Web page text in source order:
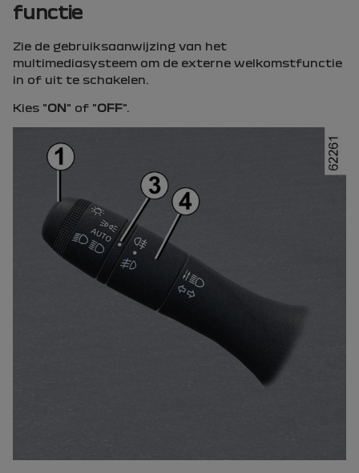
functie
Zie de gebruiksaanwijzing van het
multimediasysteem om de externe welkomstfunctie
in of uit te schakelen.
Kies "ON" of "OFF".